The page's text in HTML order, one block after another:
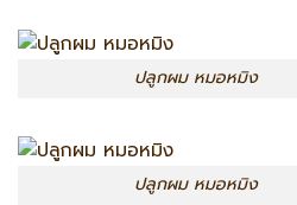
ปลูกผม หมอหมิง
ปลูกผม หมอหมิง